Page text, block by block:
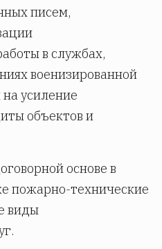
писем,
в службах,
военизированной
усиление
объектов и
основе в
пожарно-технические
виды